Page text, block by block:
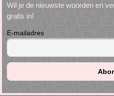
Wil je de nieuwste woorden en
gratis in!
E-mailadres